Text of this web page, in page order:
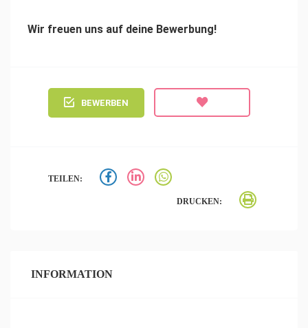
Wir freuen uns auf deine Bewerbung!
BEWERBEN
TEILEN:
DRUCKEN:
INFORMATION